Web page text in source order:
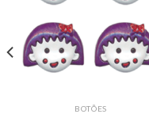
BOTÕES